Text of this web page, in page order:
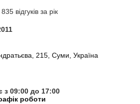
відгуків за рік
215, Суми, Україна
з 09:00 до 17:00
роботи